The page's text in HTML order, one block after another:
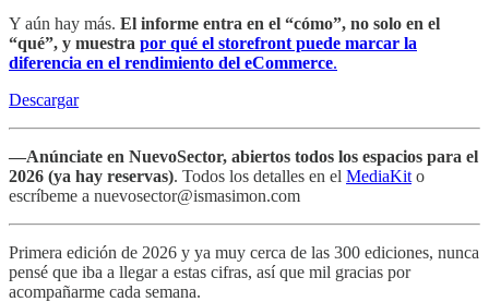
Y aún hay más. El informe entra en el “cómo”, no solo en el
“qué”, y muestra por qué el storefront puede marcar la
diferencia en el rendimiento del eCommerce.
Descargar
—Anúnciate en NuevoSector, abiertos todos los espacios para el
2026 (ya hay reservas). Todos los detalles en el MediaKit o
escríbeme a nuevosector@ismasimon.com
Primera edición de 2026 y ya muy cerca de las 300 ediciones, nunca
pensé que iba a llegar a estas cifras, así que mil gracias por
acompañarme cada semana.